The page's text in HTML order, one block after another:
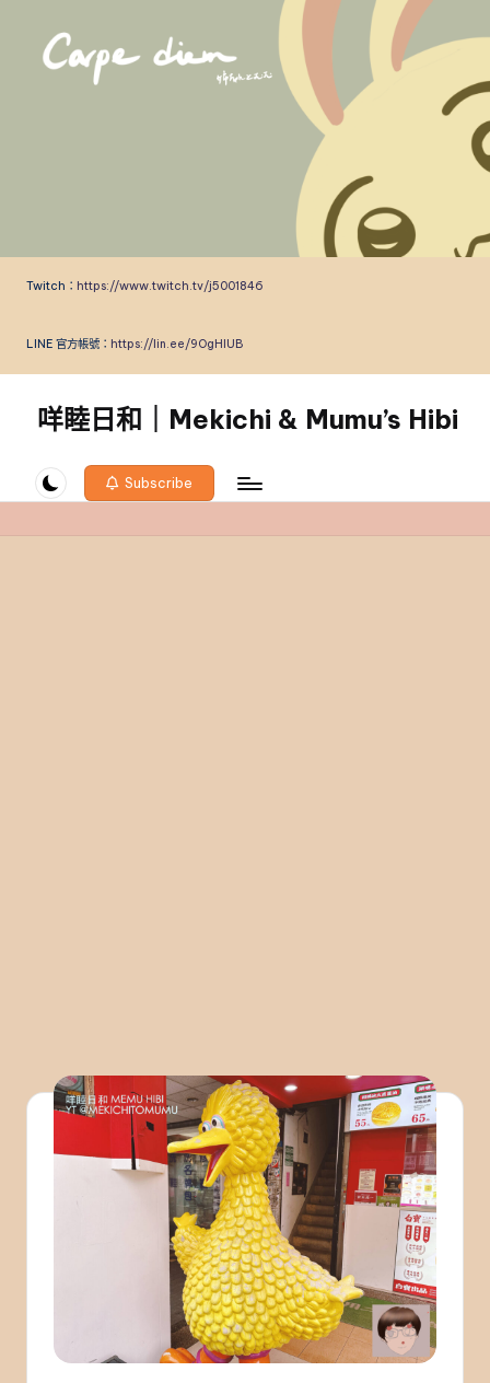
Twitch： https://www.twitch.tv/j5001846
LINE 官方帳號： https://lin.ee/9OgHlUB
咩睦日和｜Mekichi & Mumu’s Hibi
diem!
Subscribe